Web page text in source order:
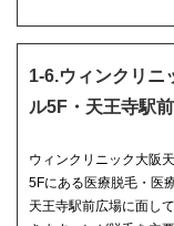
1-6.ウィンクリニ
ル5F・天王寺駅
ウィンクリニック大阪
5Fにある医療脱毛・医
天王寺駅前広場に面し